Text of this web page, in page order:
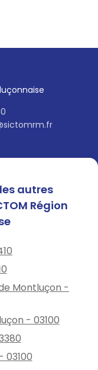
autres
Région
Montluçon -
- 03100
03100